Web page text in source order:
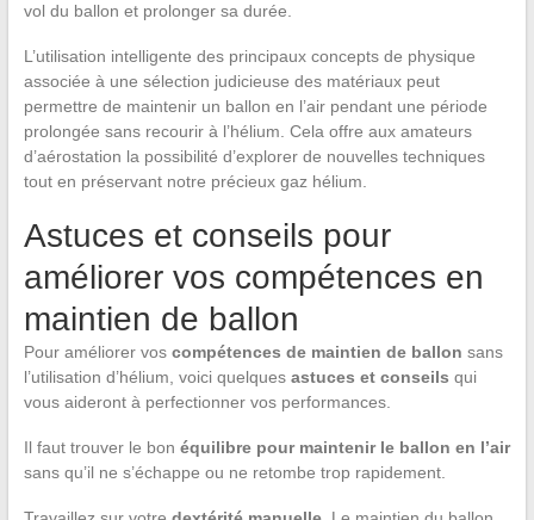
vol du ballon et prolonger sa durée.
L’utilisation intelligente des principaux concepts de physique
associée à une sélection judicieuse des matériaux peut
permettre de maintenir un ballon en l’air pendant une période
prolongée sans recourir à l’hélium. Cela offre aux amateurs
d’aérostation la possibilité d’explorer de nouvelles techniques
tout en préservant notre précieux gaz hélium.
Astuces et conseils pour
améliorer vos compétences en
maintien de ballon
Pour améliorer vos compétences de maintien de ballon sans
l’utilisation d’hélium, voici quelques astuces et conseils qui
vous aideront à perfectionner vos performances.
Il faut trouver le bon équilibre pour maintenir le ballon en l’air
sans qu’il ne s’échappe ou ne retombe trop rapidement.